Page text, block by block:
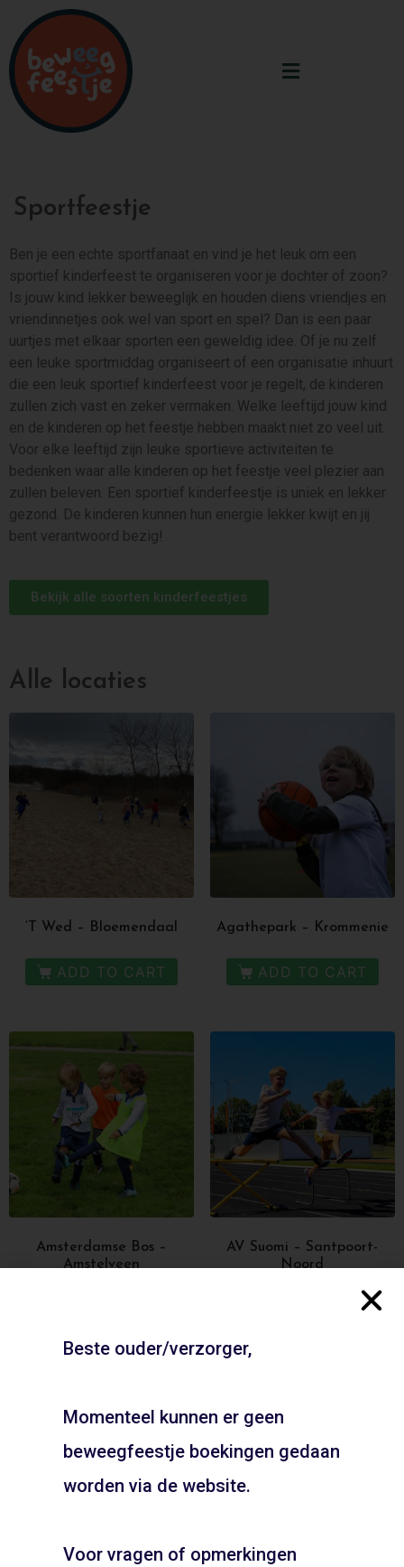
Sportfeestje
Ben je een echte sportfanaat en vind je het leuk om een
sportief kinderfeest te organiseren voor je dochter of zoon?
Is jouw kind lekker beweeglijk en houden diens vriendjes en
vriendinnetjes ook wel van sport en spel? Dan is een paar
uurtjes met elkaar sporten een geweldig idee. Of je nu zelf
een leuke sportmiddag organiseert of een organisatie inhuurt
die een leuk sportief kinderfeest voor je regelt, de kinderen
zullen zich vast en zeker vermaken. Welke leeftijd jouw kind
en de kinderen op het feestje hebben maakt niet zo veel uit.
Voor elke leeftijd zijn leuke sportieve activiteiten te
bedenken waar alle kinderen op het feestje veel plezier aan
zullen beleven. Een sportief kinderfeestje is uniek en lekker
gezond. De kinderen kunnen hun energie lekker kwijt en jij
bent verantwoord bezig!
Bekijk alle soorten kinderfeestjes
Alle locaties
‘T Wed – Bloemendaal
ADD TO CART
Agathepark – Krommenie
ADD TO CART
Amsterdamse Bos –
Amstelveen
AV Suomi – Santpoort-
Noord
ADD TO CART
JOUW FEESTJE IN
SINTERKLAAS OF KERST
Pietentraining, Pakjes bezorgen? Het kan allemaal!
Beste ouder/verzorger,
Momenteel kunnen er geen
beweegfeestje boekingen gedaan
worden via de website.
Voor vragen of opmerkingen